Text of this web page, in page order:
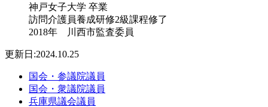
神戸女子大学 卒業
訪問介護員養成研修2級課程修了
2018年 川西市監査委員
更新日:2024.10.25
国会・参議院議員
国会・衆議院議員
兵庫県議会議員